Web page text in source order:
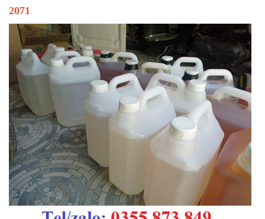
2071